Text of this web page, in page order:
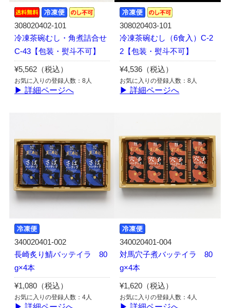
308020402-101
冷凍茶碗むし・角煮詰合せ
C-43【包装・熨斗不可】
¥5,562（税込）
お気に入りの登録人数：8人
▶ 詳細ページへ
308020403-101
冷凍茶碗むし（6食入）C-2
2【包装・熨斗不可】
¥4,536（税込）
お気に入りの登録人数：8人
▶ 詳細ページへ
340020401-002
長崎炙り鯖バッテイラ 80
g×4本
¥1,080（税込）
お気に入りの登録人数：4人
340020401-004
対馬穴子煮バッテイラ 80
g×4本
¥1,620（税込）
お気に入りの登録人数：4人